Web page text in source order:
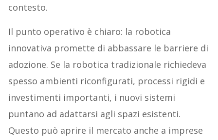
contesto.
Il punto operativo è chiaro: la robotica
innovativa promette di abbassare le barriere di
adozione. Se la robotica tradizionale richiedeva
spesso ambienti riconfigurati, processi rigidi e
investimenti importanti, i nuovi sistemi
puntano ad adattarsi agli spazi esistenti.
Questo può aprire il mercato anche a imprese